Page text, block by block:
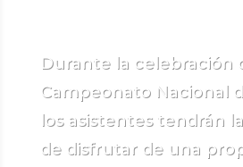
Durante la celebración
Campeonato Nacional
los asistentes tendrán
de disfrutar de una